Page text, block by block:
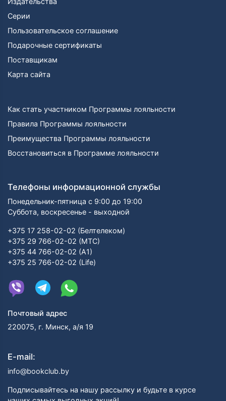
Серии
Пользовательское соглашение
Подарочные сертификаты
Поставщикам
Карта сайта
Как стать участником Программы лояльности
Правила Программы лояльности
Преимущества Программы лояльности
Восстановиться в Программе лояльности
Телефоны информационной службы
Понедельник-пятница с 9:00 до 19:00
Суббота, воскресенье - выходной
+375 17 258-02-02 (Белтелеком)
+375 29 766-02-02 (МТС)
+375 44 766-02-02 (А1)
+375 25 766-02-02 (Life)
Почтовый адрес
220075, г. Минск, а/я 19
E-mail:
info@bookclub.by
Подписывайтесь на нашу рассылку и будьте в курсе